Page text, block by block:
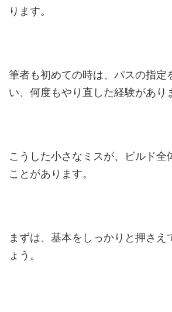
ります。
筆者も初めての時は、パスの指定
い、何度もやり直した経験があり
こうした小さなミスが、ビルド全
ことがあります。
まずは、基本をしっかりと押さえ
ょう。